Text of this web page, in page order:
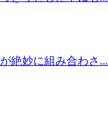
絶妙に組み合わさ...